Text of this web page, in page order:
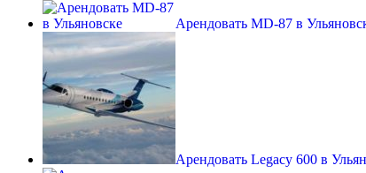
Арендовать MD-87 в
Арендовать Legacy 600 в